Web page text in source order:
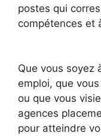
postes qui
compétences et
Que vous soyez
emploi, que
ou que vous
agences
pour atteindre